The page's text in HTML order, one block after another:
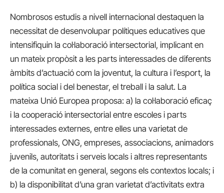
Nombrosos estudis a nivell internacional destaquen la
necessitat de desenvolupar polítiques educatives que
intensifiquin la col·laboració intersectorial, implicant en
un mateix propòsit a les parts interessades de diferents
àmbits d’actuació com la joventut, la cultura i l’esport, la
política social i del benestar, el treball i la salut. La
mateixa Unió Europea proposa: a) la col·laboració eficaç
i la cooperació intersectorial entre escoles i parts
interessades externes, entre elles una varietat de
professionals, ONG, empreses, associacions, animadors
juvenils, autoritats i serveis locals i altres representants
de la comunitat en general, segons els contextos locals; i
b) la disponibilitat d’una gran varietat d’activitats extra